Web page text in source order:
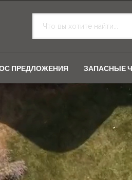
ПРЕДЛОЖЕНИЯ ЗАПАСНЫЕ